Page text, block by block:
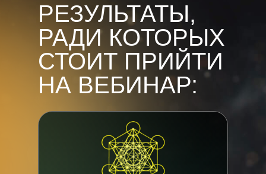
РЕЗУЛЬТАТЫ,
РАДИ КОТОРЫХ
СТОИТ ПРИЙТИ
НА ВЕБИНАР: